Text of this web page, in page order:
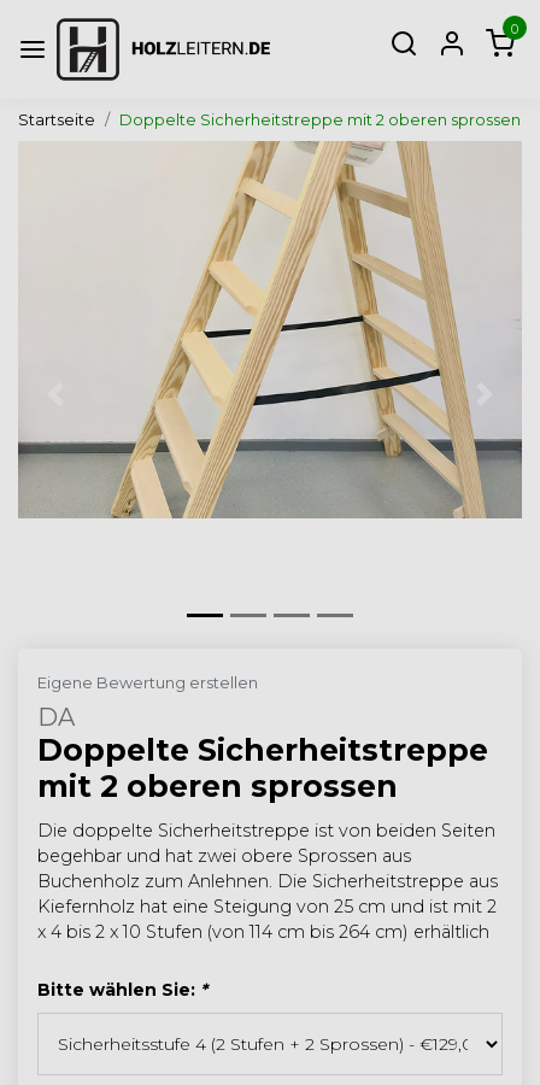
0
Startseite Doppelte Sicherheitstreppe mit 2 oberen sprossen
Eigene Bewertung erstellen
DA
Doppelte Sicherheitstreppe
mit 2 oberen sprossen
Die doppelte Sicherheitstreppe ist von beiden Seiten
begehbar und hat zwei obere Sprossen aus
Buchenholz zum Anlehnen. Die Sicherheitstreppe aus
Kiefernholz hat eine Steigung von 25 cm und ist mit 2
x 4 bis 2 x 10 Stufen (von 114 cm bis 264 cm) erhältlich
Bitte wählen Sie: *